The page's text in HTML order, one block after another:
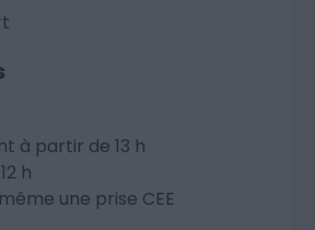
à partir de 13 h
h
une prise CEE